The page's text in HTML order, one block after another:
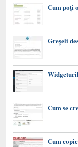
Cum poți
Greșeli
Cum se
Cum